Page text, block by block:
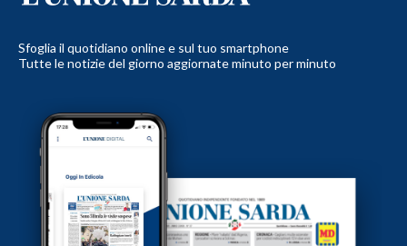
Sfoglia il quotidiano online e sul tuo smartphone
Tutte le notizie del giorno aggiornate minuto per minuto